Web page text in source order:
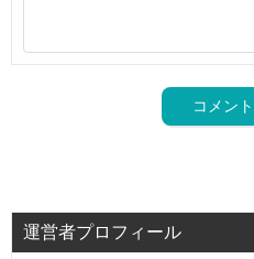
運営者プロフィール